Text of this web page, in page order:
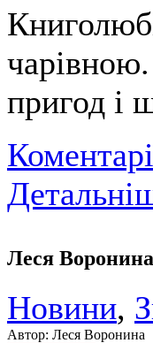
пригод і
Леся
Новини,
Автор: Леся Воронина